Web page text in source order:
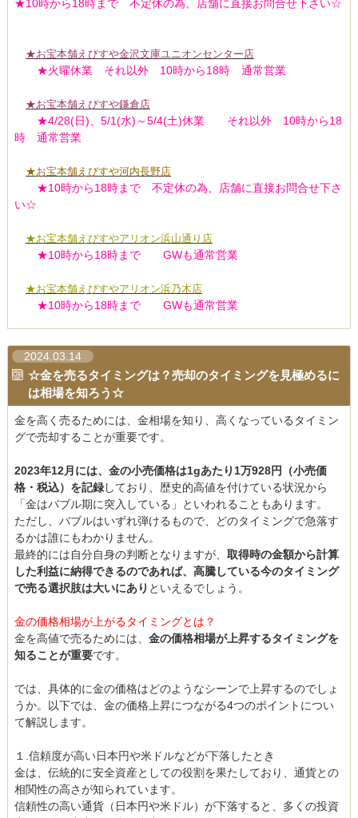
★10時から18時まで 不定休の為、店舗に直接お問合せ下さい☆
★お宝本舗えびすや金沢文庫ユニオンセンター店
★火曜休業 それ以外 10時から18時 通常営業
★お宝本舗えびすや鎌倉店
★4/28(日)、5/1(水)～5/4(土)休業 それ以外 10時から18
時 通常営業
★お宝本舗えびすや河内長野店
★10時から18時まで 不定休の為、店舗に直接お問合せ下さ
い☆
★お宝本舗えびすやアリオン浜山通り店
★10時から18時まで GWも通常営業
★お宝本舗えびすやアリオン浜乃木店
★10時から18時まで GWも通常営業
2024.03.14
☆金を売るタイミングは？売却のタイミングを見極めるに
は相場を知ろう☆
金を高く売るためには、金相場を知り、高くなっているタイミン
グで売却することが重要です。
2023年12月には、金の小売価格は1gあたり1万928円（小売価
格・税込）を記録しており、歴史的高値を付けている状況から
「金はバブル期に突入している」といわれることもあります。
ただし、バブルはいずれ弾けるもので、どのタイミングで急落す
るかは誰にもわかりません。
最終的には自分自身の判断となりますが、 取得時の金額から計算
した利益に納得できるのであれば、高騰している今のタイミング
で売る選択肢は大いにあり といえるでしょう。
金の価格相場が上がるタイミングとは？
金を高値で売るためには、 金の価格相場が上昇するタイミングを
知ることが重要です。
では、具体的に金の価格はどのようなシーンで上昇するのでしょ
うか。以下では、金の価格上昇につながる4つのポイントについ
て解説します。
１.信頼度が高い日本円や米ドルなどが下落したとき
金は、伝統的に安全資産としての役割を果たしており、通貨との
相関性の高さが知られています。
信頼性の高い通貨（日本円や米ドル）が下落すると、多くの投資